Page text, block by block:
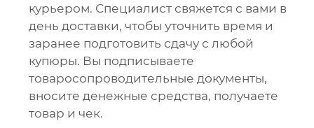
курьером. Специалист свяжется с вами в
день доставки, чтобы уточнить время и
заранее подготовить сдачу с любой
купюры. Вы подписываете
товаросопроводительные документы,
вносите денежные средства, получаете
товар и чек.